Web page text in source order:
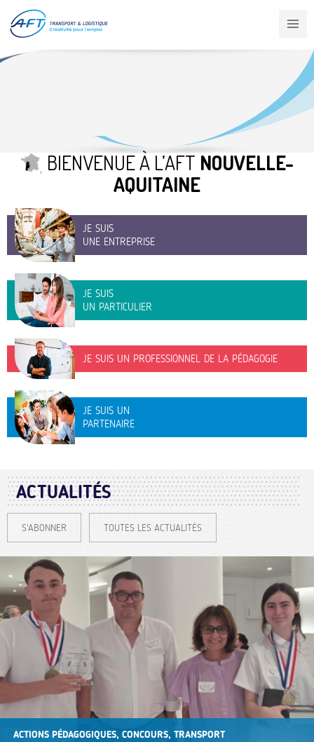
contenu
principal
BIENVENUE À L’AFT NOUVELLE-
AQUITAINE
JE SUIS
UNE ENTREPRISE
JE SUIS
UN PARTICULIER
JE SUIS UN PROFESSIONNEL DE LA PÉDAGOGIE
JE SUIS UN
PARTENAIRE
ACTUALITÉS
S'ABONNER TOUTES LES ACTUALITÉS
ACTIONS PÉDAGOGIQUES, CONCOURS, TRANSPORT